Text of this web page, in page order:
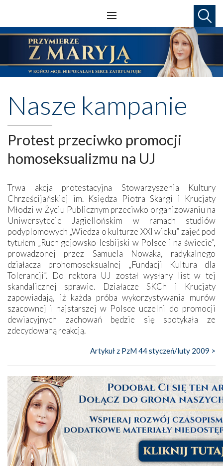
Nasze kampanie
Protest przeciwko promocji
homoseksualizmu na UJ
Trwa akcja protestacyjna Stowarzyszenia Kultury
Chrześcijańskiej im. Księdza Piotra Skargi i Krucjaty
Młodzi w Życiu Publicznym przeciwko organizowaniu na
Uniwersytecie Jagiellońskim w ramach studiów
podyplomowych „Wiedza o kulturze XXI wieku” zajęć pod
tytułem „Ruch gejowsko-lesbijski w Polsce i na świecie”,
prowadzonej przez Samuela Nowaka, radykalnego
działacza prohomoseksualnej „Fundacji Kultura dla
Tolerancji”. Do rektora UJ został wysłany list w tej
skandalicznej sprawie. Działacze SKCh i Krucjaty
zapowiadają, iż każda próba wykorzystywania murów
szacownej i najstarszej w Polsce uczelni do promocji
dewiacyjnych zachowań będzie się spotykała ze
zdecydowaną reakcją.
Artykuł z PzM 44 styczeń/luty 2009 >